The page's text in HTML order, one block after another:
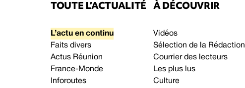
TOUTE L’ACTUALITÉ
L’actu en continu
Faits divers
Actus Réunion
France-Monde
Inforoutes
À DÉCOUVRIR
Vidéos
Sélection de la Rédaction
Courrier des lecteurs
Les plus lus
Culture